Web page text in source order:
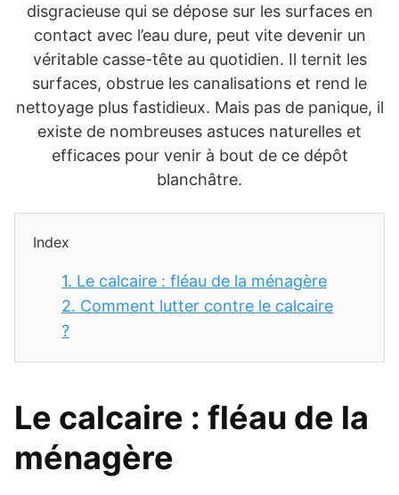
disgracieuse qui se dépose sur les surfaces en
contact avec l’eau dure, peut vite devenir un
véritable casse-tête au quotidien. Il ternit les
surfaces, obstrue les canalisations et rend le
nettoyage plus fastidieux. Mais pas de panique, il
existe de nombreuses astuces naturelles et
efficaces pour venir à bout de ce dépôt
blanchâtre.
Index
1. Le calcaire : fléau de la ménagère
2. Comment lutter contre le calcaire
?
Le calcaire : fléau de la
ménagère